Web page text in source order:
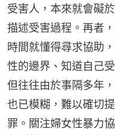
受害人，本來就會礙
描述受害過程。再者
時間就懂得尋求協助
性的邊界、知道自己
但往往由於事隔多年
也已模糊，難以確切
罪。關注婦女性暴力